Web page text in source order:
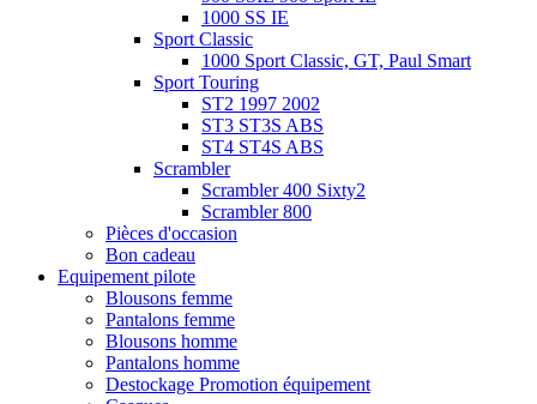
1000 SS IE
Sport Classic
1000 Sport Classic, GT, Paul Smart
Sport Touring
ST2 1997 2002
ST3 ST3S ABS
ST4 ST4S ABS
Scrambler
Scrambler 400 Sixty2
Scrambler 800
Pièces d'occasion
Bon cadeau
Equipement pilote
Blousons femme
Pantalons femme
Blousons homme
Pantalons homme
Destockage Promotion équipement